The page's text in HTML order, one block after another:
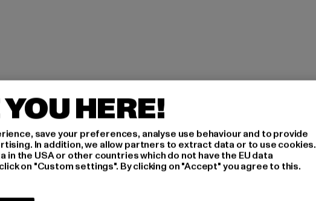
HERE!
save your preferences, analyse use behaviour and to provide
In addition, we allow partners to extract data or to use cookies.
the USA or other countries which do not have the EU data
on "Custom settings". By clicking on "Accept" you agree to this.